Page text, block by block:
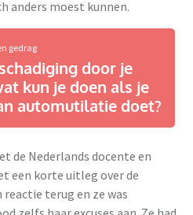
anders moest kunnen.
gedrag
door je
kun je doen als je
automutilatie doet?
de Nederlands docente en
een korte uitleg over de
terug en ze was